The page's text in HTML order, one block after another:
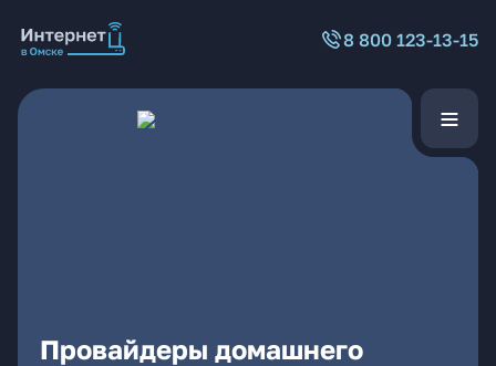
8 800 123-13-15
Провайдеры домашнего